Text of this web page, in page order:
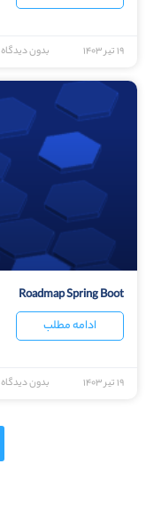
۱۹ تیر ۱۴۰۳ بدون دیدگاه
Roadmap Spring Boot
ادامه مطلب
۱۹ تیر ۱۴۰۳ بدون دیدگاه